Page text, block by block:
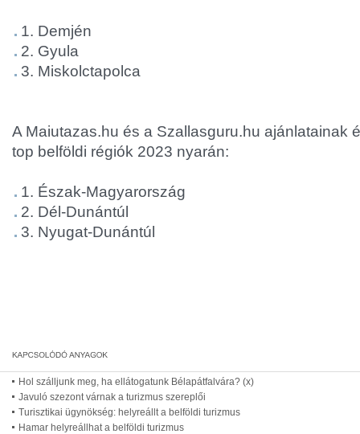
1. Demjén
2. Gyula
3. Miskolctapolca
A Maiutazas.hu és a Szallasguru.hu ajánlatainak
top belföldi régiók 2023 nyarán:
1. Észak-Magyarország
2. Dél-Dunántúl
3. Nyugat-Dunántúl
Hol szálljunk meg, ha ellátogatunk Bélapátfalvára? (x)
Javuló szezont várnak a turizmus szereplői
Turisztikai ügynökség: helyreállt a belföldi turizmus
Hamar helyreállhat a belföldi turizmus